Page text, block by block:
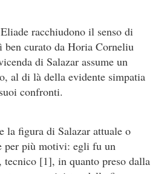
racchiudono il senso di
ben curato da Horia Corneliu
di Salazar assume un
al di là della evidente simpatia
confronti.
la figura di Salazar attuale o
per più motivi: egli fu un
[1], in quanto preso dalla